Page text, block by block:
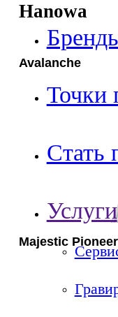
Точки
Стать
Услуги
Hanowa
Avalanche
Majestic Pioneer